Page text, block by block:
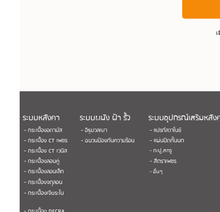
ระบบหลังคา ระบบผนัง ฝ้า รั้ว ระบบอุปกรณ์เสริมหลัง
- กระเบื้องอดามัส - อิฐมวลเบา
- แปรกัลวาไนซ์
- กระเบื้อง CT เพชร
- ฉนวนป้องกันความร้อน
- แผ่นปิดกั้นนก
- กระเบื้อง CT เวนิส
- ตะปู,สกรู
- กระเบื้องลอนคู่
- สีตราเพชร
- กระเบื้องลอนเล็ก
- อื่นๆ
- กระเบื้องจตุลอน
- กระเบื้องเจียระไน